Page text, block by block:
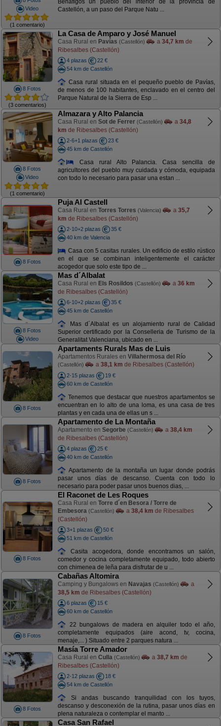
Video
(1 comentario)
Benafigos un pueblo del interior de la provincia de
Castellón, a un paso del Parque Natu ...
8 Fotos
(3 comentarios)
La Casa de Amparo y José Manuel
Casa Rural en Pavías (Castellón) a 34,7 km de
Ribesalbes (Castellón)
4 plazas
22 €
54 km de Castellón
Casa rural situada en el pequeño pueblo de Pavías,
de menos de 100 habitantes, enclavado en el centro del
Parque Natural de la Sierra de Esp ...
8 Fotos
Video
(1 comentario)
Almazara y Alto Palancia
Casa Rural en Sot de Ferrer (Castellón) a 34,8
km de Ribesalbes (Castellón)
2-6+1 plazas
23 €
45 km de Castellón
Casa rural Alto Palancia. Casa sencilla de
agricultores del pueblo muy cuidada y cómoda, equipada
con todo lo necesario para pasar una estan ...
8 Fotos
Puja Al Castell
Casa Rural en Torres Torres (Valencia) a 35,7
km de Ribesalbes (Castellón)
2-10+2 plazas
35 €
40 km de Valencia
Casa con 5 casitas rurales. Un edificio de estilo rústico
en el que se combinan inteligentemente el carácter
acogedor que solo este tipo de ...
8 Fotos
Video
Mas d´Albalat
Casa Rural en Els Rosildos (Castellón) a 36 km
de Ribesalbes (Castellón)
6-10+2 plazas
35 €
45 km de Castellón
Mas d´Albalat es un alojamiento rural de Calidad
Superior certificado por la Conselleria de Turismo de la
Generalitat Valenciana, ubicado en ...
8 Fotos
Apartaments Rurals Mas de Luis
Apartamentos Rurales en Villahermosa del Río
(Castellón) a 38,1 km de Ribesalbes (Castellón)
2-15 plazas
19 €
60 km de Castellón
Tenemos que destacar que nuestros apartamentos se
encuentran en lo alto de una loma, es una casa de tres
plantas y en cada una de ellas un s ...
8 Fotos
Apartamento de La Montaña
Apartamento en Segorbe (Castellón) a 38,4 km
de Ribesalbes (Castellón)
4 plazas
25 €
40 km de Castellón
Apartamento de la montaña un lugar donde podrás
pasar unos días de descanso. Cuenta con todo lo
necesario para poder pasar unos buenos dias, ...
8 Fotos
El Raconet de Les Roques
Casa Rural en Torre d´en Besora / Torre de
Embesora (Castellón) a 38,4 km de Ribesalbes
(Castellón)
3+1 plazas
50 €
51 km de Castellón
Casita acogedora, donde encontramos un salón,
comedor y cocina completamente equipado, todo abierto
con chimenea de leña para disfrutar de u ...
8 Fotos
Cabañas Altomira
Camping y Bungalows en Navajas (Castellón)
a
38,5 km de Ribesalbes (Castellón)
6 plazas
15 €
60 km de Castellón
22 bungalows de madera en alquiler todo el año,
completamente equipados (aire acond, tv, cocina,
menaje,... ) Situado entre 2 parques natura ...
8 Fotos
Masía Torre Amador
Casa Rural en Culla (Castellón) a 38,7 km de
Ribesalbes (Castellón)
2-12 plazas
18 €
54 km de Castellón
Si andas buscando tranquilidad con los tuyos,
descanso y desconexión de la rutina, pasar unos días en
plena naturaleza o contemplar el manto ...
Casa San Rafael